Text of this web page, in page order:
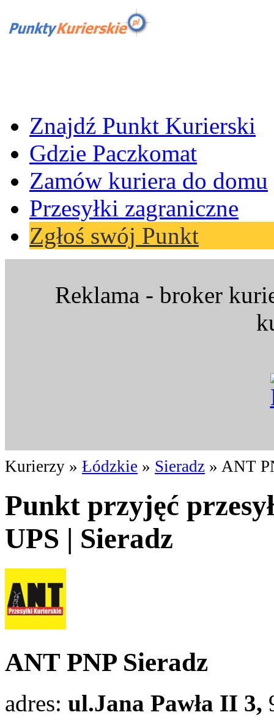
Znajdź Punkt Kurierski
Gdzie Paczkomat
Zamów kuriera do domu
Przesyłki zagraniczne
Zgłoś swój Punkt
Reklama - broker
Kurierzy » Łódzkie » Sieradz » ANT
Punkt przyjęć
UPS | Sieradz
ANT PNP Sieradz
adres: ul.Jana Pawła II 3,